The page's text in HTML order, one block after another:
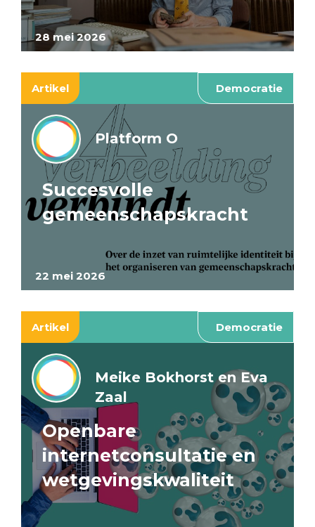
28 mei 2026
Artikel Democratie
22 mei 2026
Platform O
Succesvolle
gemeenschapskracht
Artikel Democratie
Meike Bokhorst en Eva
Zaal
Openbare
internetconsultatie en
wetgevingskwaliteit